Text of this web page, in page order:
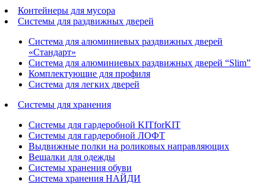
Контейнеры для мусора
Системы для раздвижных дверей
Система для алюминиевых раздвижных дверей
«Стандарт»
Система для алюминиевых раздвижных дверей “Slim”
Комплектующие для профиля
Система для легких дверей
Системы для хранения
Системы для гардеробной KITforKIT
Системы для гардеробной ЛОФТ
Выдвижные полки на роликовых направляющих
Вешалки для одежды
Системы хранения обуви
Система хранения НАЙДИ